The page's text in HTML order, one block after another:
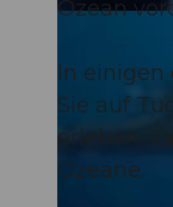
Ozean
In einigen
Sie auf
erleben.
Ozeane.